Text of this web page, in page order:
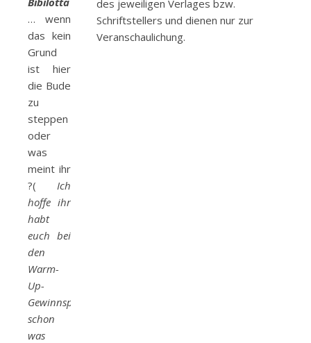
… wenn
das kein
Grund
ist hier
die Bude
zu
steppen
oder
was
meint ihr
?( Ich
hoffe ihr
habt
euch bei
den
Warm-
Up-
Gewinnspielen
schon
was
des jeweiligen Verlages bzw.
Schriftstellers und dienen nur zur
Veranschaulichung.